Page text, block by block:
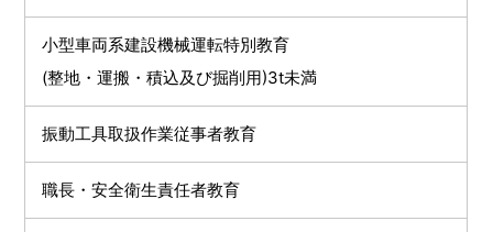
小型車両系建設機械運転特別教育
(整地・運搬・積込及び掘削用)3t未満
振動工具取扱作業従事者教育
職⻑・安全衛生責任者教育